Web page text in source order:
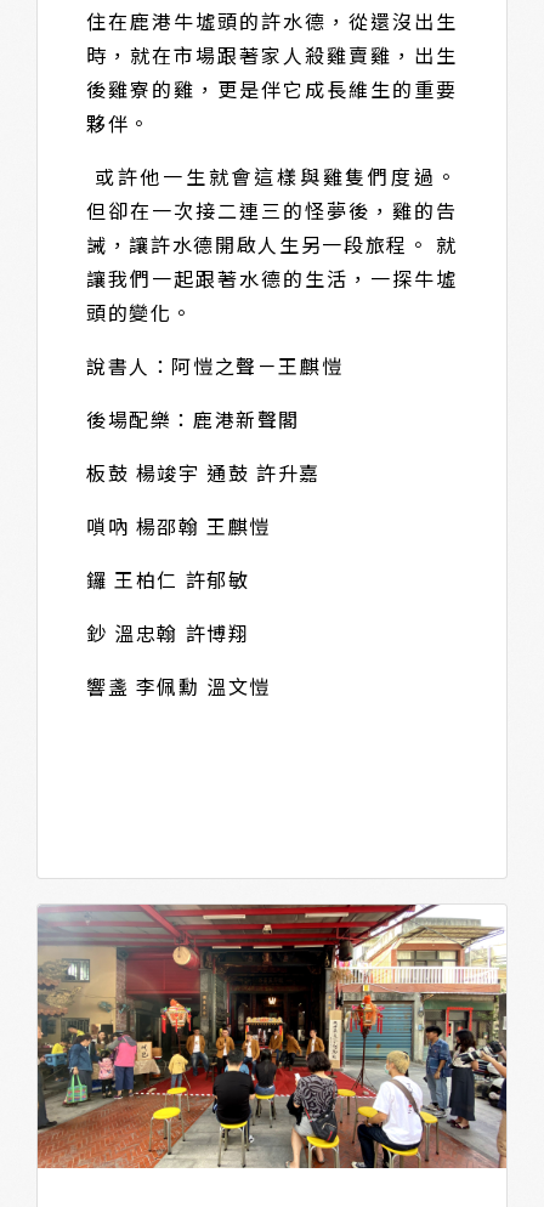
住在鹿港牛墟頭的許水德，從還沒出生
時，就在市場跟著家人殺雞賣雞，出生
後雞寮的雞，更是伴它成長維生的重要
夥伴。
或許他一生就會這樣與雞隻們度過。
但卻在一次接二連三的怪夢後，雞的告
誡，讓許水德開啟人生另一段旅程。 就
讓我們一起跟著水德的生活，一探牛墟
頭的變化。
說書人：阿愷之聲－王麒愷
後場配樂：鹿港新聲閣
板鼓 楊竣宇 通鼓 許升嘉
嗩吶 楊邵翰 王麒愷
鑼 王柏仁 許郁敏
鈔 溫忠翰 許博翔
響盞 李佩勳 溫文愷